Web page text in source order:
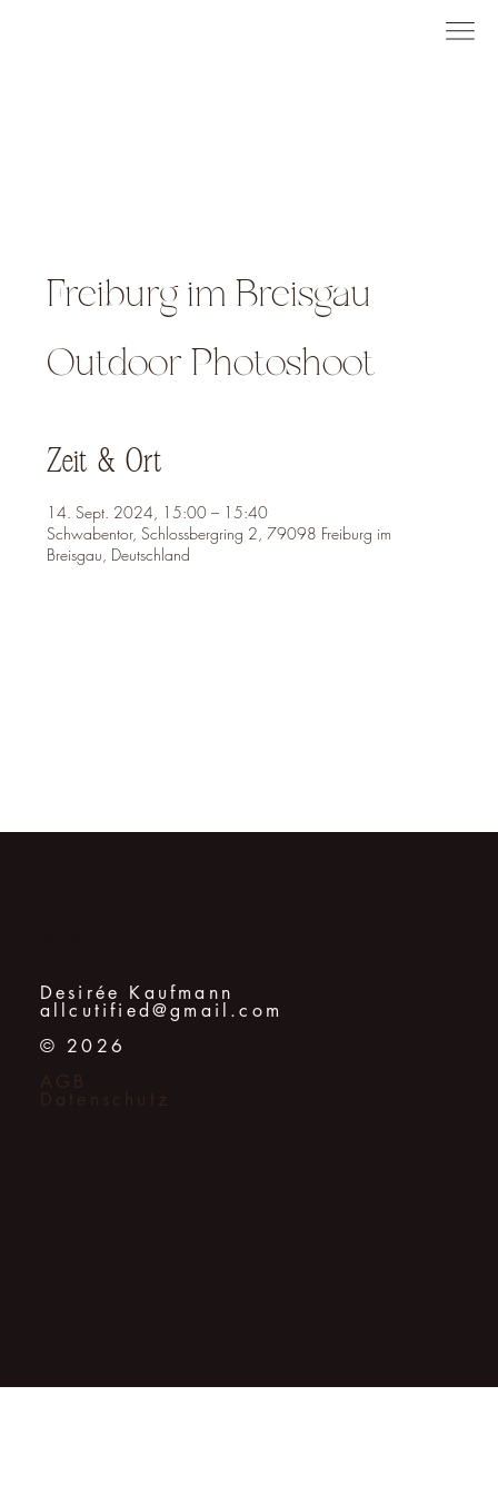
Freiburg im Breisgau
Outdoor Photoshoot
Zeit & Ort
14. Sept. 2024, 15:00 – 15:40
Schwabentor, Schlossbergring 2, 79098 Freiburg im
Breisgau, Deutschland
Desirée Kaufmann
allcutified@gmail.com
© 2026
AGB
Datenschutz